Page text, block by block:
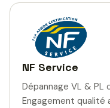
NF Service
Dépannage VL &
Engagement qualité